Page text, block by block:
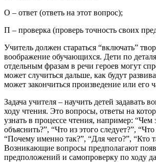
О – ответ (ответь на этот вопрос);
П – проверка (проверь точность своих
Учитель должен стараться “включать”
воображение обучающихся. Дети по
отдельным фразам в речи героев могут
может случиться дальше, как будут
может закончиться произведение или его
Задача учителя – научить детей задавать
ходу чтения. Это вопросы, ответы на
узнать в процессе чтения, например:
объяснить?”, “Что из этого следует?”,
“Почему именно так?”, “Для чего?”, “Кто
Возникающие вопросы предполагают
предположений и самопроверку по ходу